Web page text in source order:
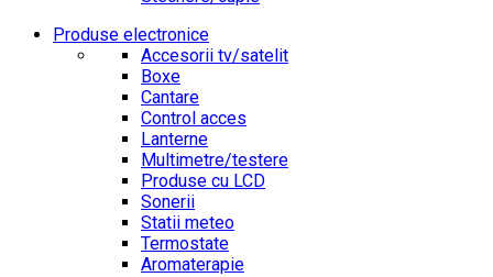
Produse electronice
Accesorii tv/satelit
Boxe
Cantare
Control acces
Lanterne
Multimetre/testere
Produse cu LCD
Sonerii
Statii meteo
Termostate
Aromaterapie